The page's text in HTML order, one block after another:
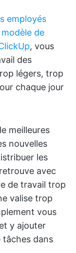
employés
modèle de
, vous
des
légers, trop
chaque jour
meilleures
nouvelles
les
avec
de travail trop
valise trop
vous
y ajouter
tâches dans